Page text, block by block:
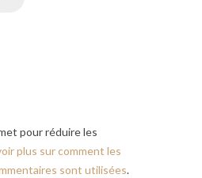
pour réduire les
plus sur comment les
sont utilisées.